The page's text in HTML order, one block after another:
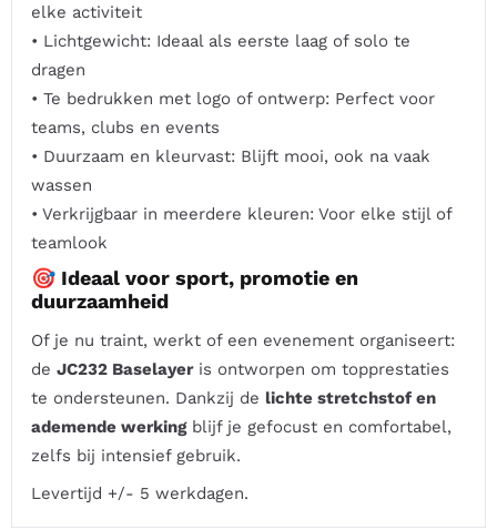
elke activiteit
• Lichtgewicht: Ideaal als eerste laag of solo te
dragen
• Te bedrukken met logo of ontwerp: Perfect voor
teams, clubs en events
• Duurzaam en kleurvast: Blijft mooi, ook na vaak
wassen
• Verkrijgbaar in meerdere kleuren: Voor elke stijl of
teamlook
🎯 Ideaal voor sport, promotie en
duurzaamheid
Of je nu traint, werkt of een evenement organiseert:
deJC232 Baselayeris ontworpen om topprestaties
te ondersteunen. Dankzij de lichte stretchstof en
ademende werkingblijf je gefocust en comfortabel,
zelfs bij intensief gebruik.
Levertijd +/- 5 werkdagen.